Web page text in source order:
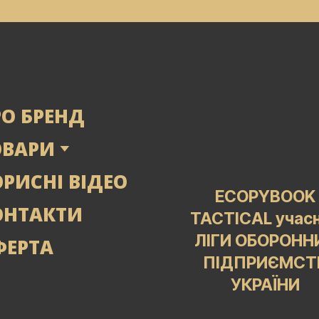
БРЕНД
ВІДЕО
ECOPYBOOK
TACTICAL
ЛІГИ
УКРАЇНИ